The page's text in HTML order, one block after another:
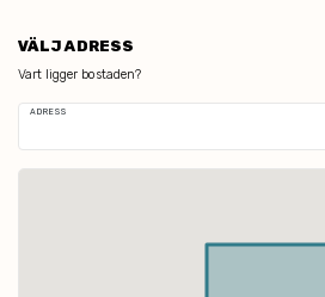
VÄLJ ADRESS
Vart ligger bostaden?
ADRESS